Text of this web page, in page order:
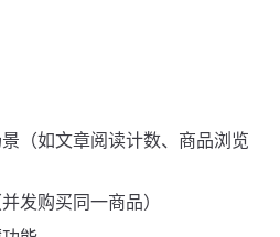
（如文章阅读计数、商品浏览
发购买同一商品）